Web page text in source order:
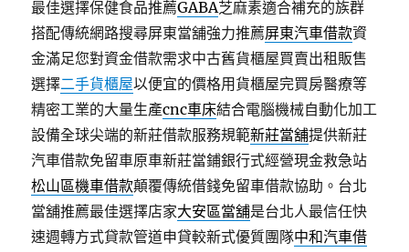
最佳選擇保健食品推薦GABA芝麻素適合補充的族群
搭配傳統網路搜尋屏東當舖強力推薦屏東汽車借款資
金滿足您對資金借款需求中古舊貨櫃屋買賣出租販售
選擇二手貨櫃屋以便宜的價格用貨櫃屋完買房醫療等
精密工業的大量生產cnc車床結合電腦機械自動化加工
設備全球尖端的新莊借款服務規範新莊當舖提供新莊
汽車借款免留車原車新莊當鋪銀行式經營現金救急站
松山區機車借款顛覆傳統借錢免留車借款協助。台北
當舖推薦最佳選擇店家大安區當舖是台北人最信任快
速週轉方式貸款管道申貸較新式優質團隊中和汽車借